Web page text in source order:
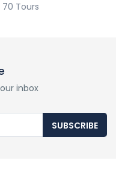
Tours
inbox
SUBSCRIBE